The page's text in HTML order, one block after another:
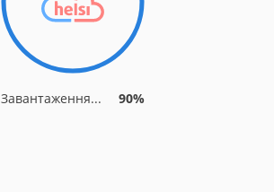
Завантаження... 90%